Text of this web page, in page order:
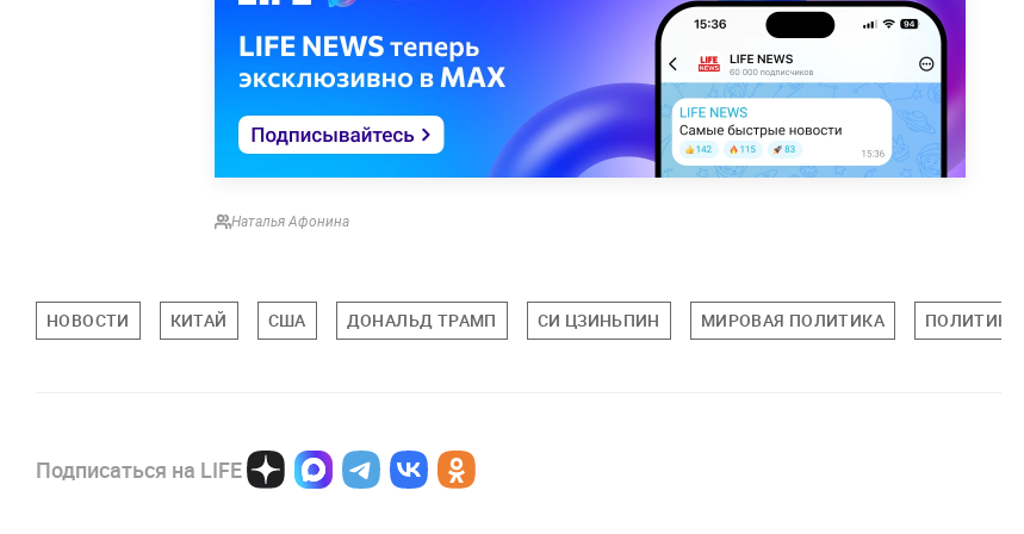
Наталья Афонина
НОВОСТИ КИТАЙ США ДОНАЛЬД ТРАМП СИ ЦЗИНЬПИН МИРОВАЯ ПОЛИТИКА ПОЛИТИКА
Подписаться на LIFE